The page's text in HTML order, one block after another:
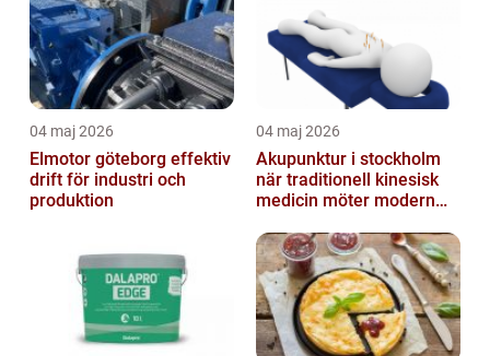
04 maj 2026
Elmotor göteborg effektiv
drift för industri och
produktion
04 maj 2026
Akupunktur i stockholm
när traditionell kinesisk
medicin möter modern